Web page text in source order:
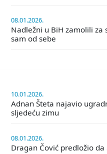
08.01.2026.
Nadležni u BiH zamolili
sam od sebe
10.01.2026.
Adnan Šteta najavio
sljedeću zimu
08.01.2026.
Dragan Čović predložio